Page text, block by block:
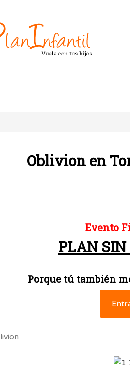
Oblivion en
Evento
PLAN
Porque tú también